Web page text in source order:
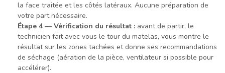
la face traitée et les côtés latéraux. Aucune préparation de
votre part nécessaire.
Étape 4 — Vérification du résultat : avant de partir, le
technicien fait avec vous le tour du matelas, vous montre le
résultat sur les zones tachées et donne ses recommandations
de séchage (aération de la pièce, ventilateur si possible pour
accélérer).